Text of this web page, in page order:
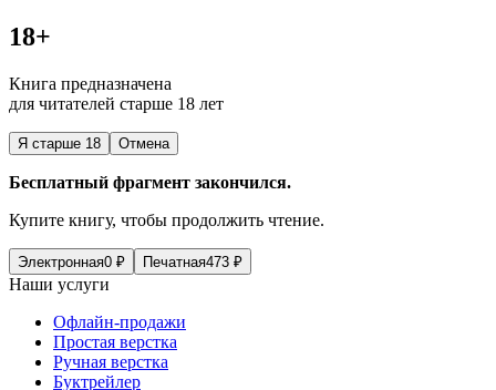
18+
Книга предназначена
для читателей старше 18 лет
Я старше 18 Отмена
Бесплатный фрагмент закончился.
Купите книгу, чтобы продолжить чтение.
Электронная0 ₽ Печатная473 ₽
Наши услуги
Офлайн-продажи
Простая верстка
Ручная верстка
Буктрейлер